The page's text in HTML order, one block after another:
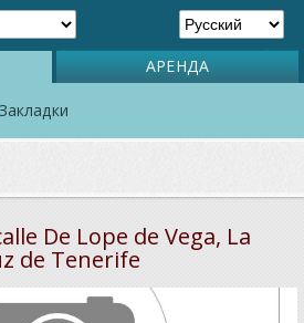
АРЕНДА
Закладки
De Lope de Vega, La
de Tenerife